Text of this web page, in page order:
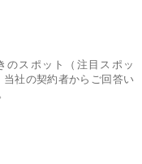
のスポット（注目スポッ
当社の契約者からご回答い